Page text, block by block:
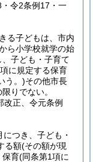
令2条例17・一
る子どもは、市内
ら小学校就学の始
、子ども・子育て
に規定する保育
う。)その他市長
りでない。
正、令元条例
つき、子ども・
る額(その額が現
保育(同条第1項に